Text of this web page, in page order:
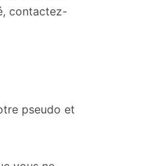
contactez-
pseudo et